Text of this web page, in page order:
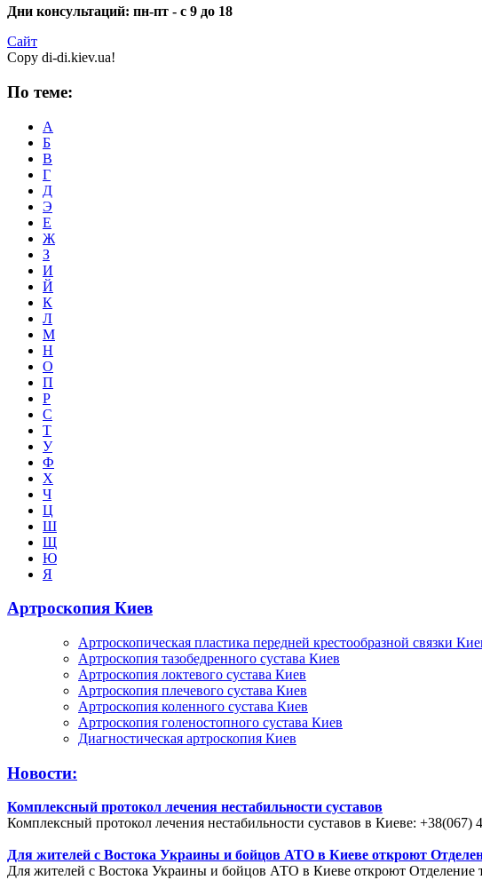
Дни консультаций: пн-пт - с 9 до 18
Сайт
Copy di-di.kiev.ua!
По теме:
А
Б
В
Г
Д
Э
Е
Ж
З
И
Й
К
Л
М
Н
О
П
Р
С
Т
У
Ф
Х
Ч
Ц
Ш
Щ
Ю
Я
Артроскопия Киев
Артроскопическая пластика передней крестообразной связки
Артроскопия тазобедренного сустава Киев
Артроскопия локтевого сустава Киев
Артроскопия плечевого сустава Киев
Артроскопия коленного сустава Киев
Артроскопия голеностопного сустава Киев
Диагностическая артроскопия Киев
Новости:
Комплексный протокол лечения нестабильности суставов
Комплексный протокол лечения нестабильности суставов в Киеве:
Для жителей с Востока Украины и бойцов АТО в Киеве откроют
Для жителей с Востока Украины и бойцов АТО в Киеве откроют Отделение